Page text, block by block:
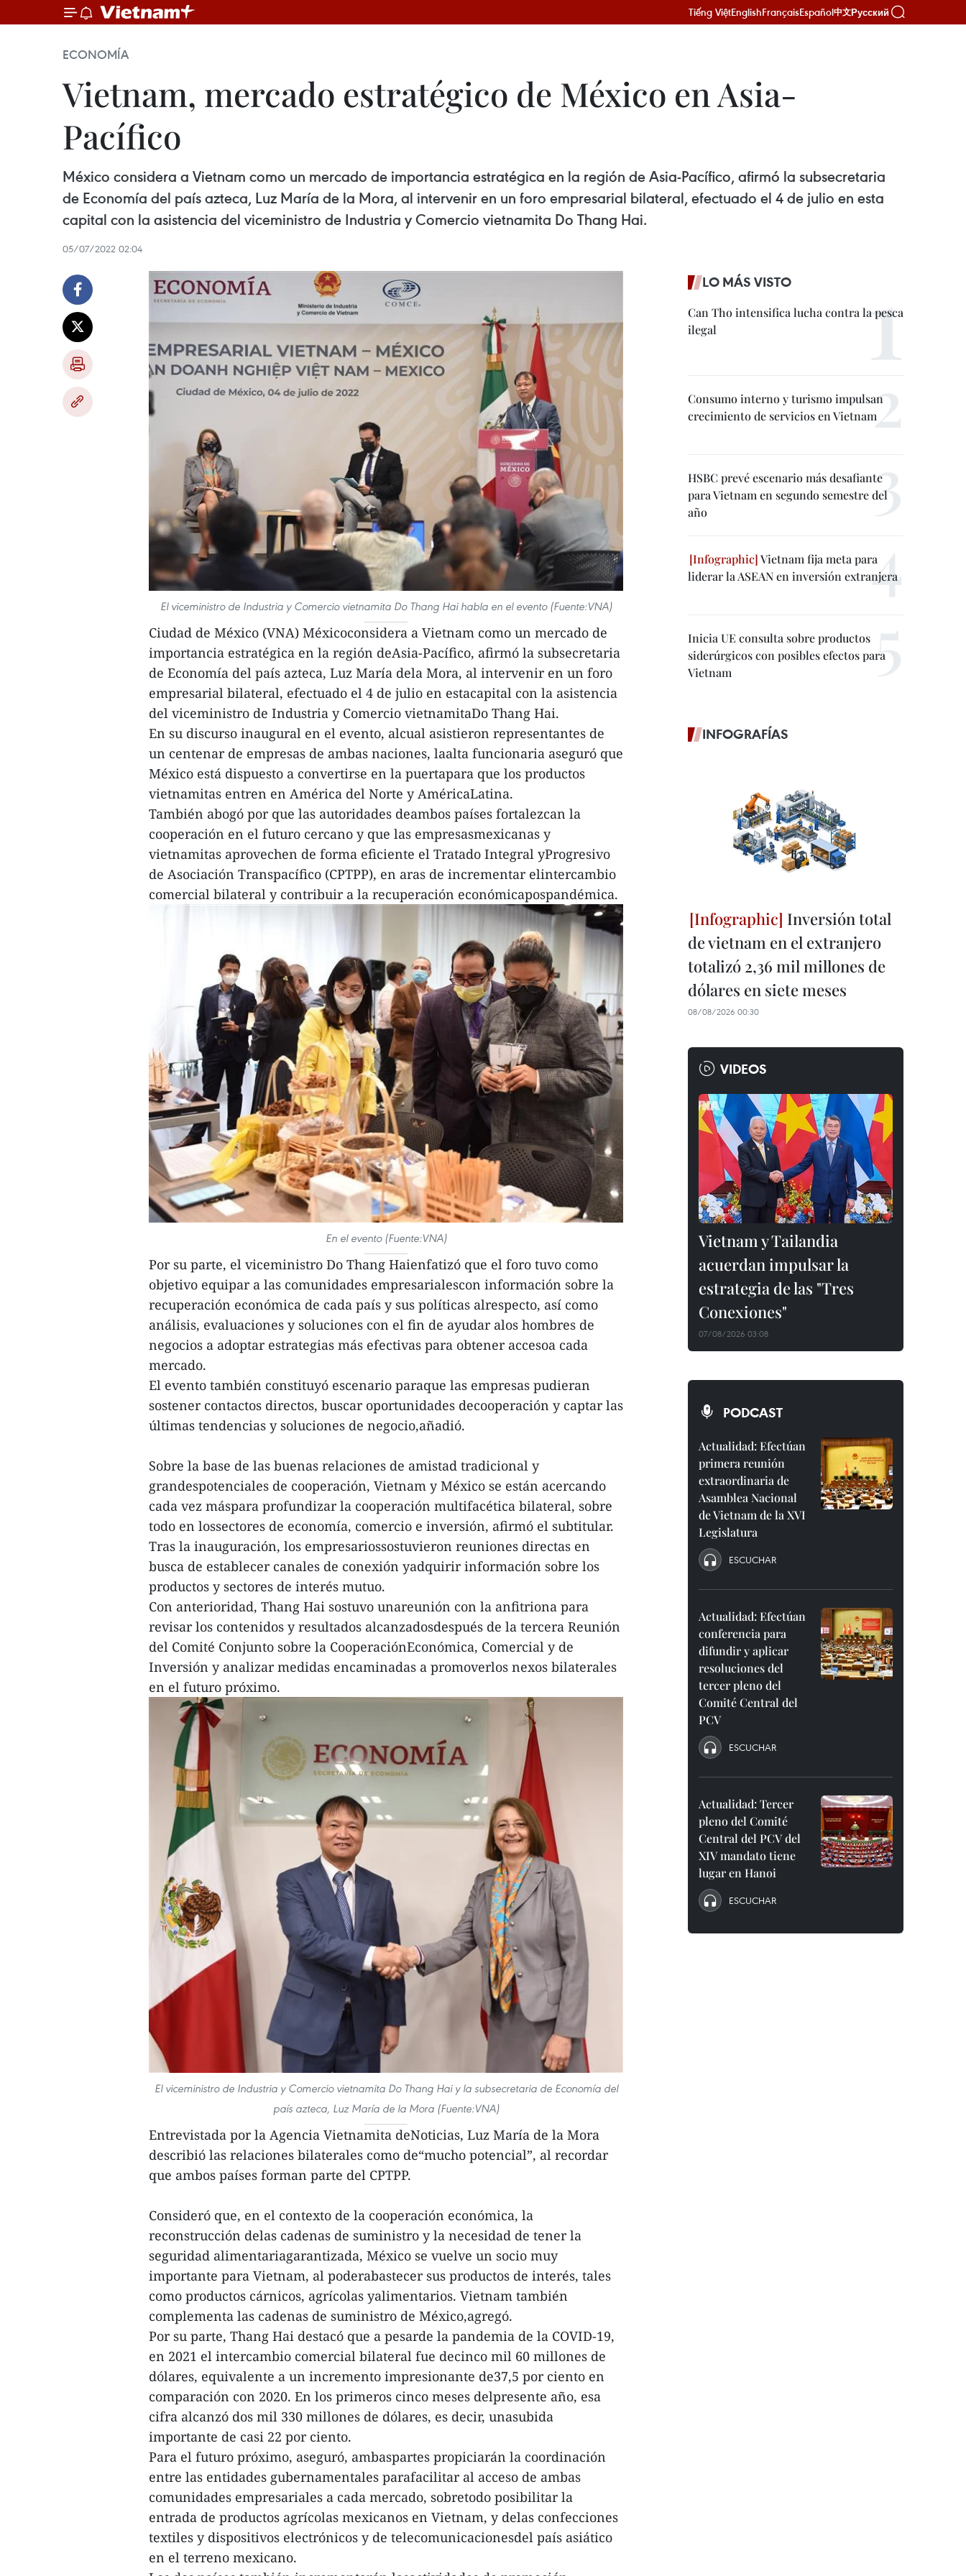
Tiếng ViệtEnglishFrançaisEspañol中文Русский
ECONOMÍA
Vietnam, mercado estratégico de México en Asia-
Pacífico
México considera a Vietnam como un mercado de importancia estratégica en la región de Asia-Pacífico, afirmó la subsecretaria
de Economía del país azteca, Luz María de la Mora, al intervenir en un foro empresarial bilateral, efectuado el 4 de julio en esta
capital con la asistencia del viceministro de Industria y Comercio vietnamita Do Thang Hai.
05/07/2022 02:04
El viceministro de Industria y Comercio vietnamita Do Thang Hai habla en el evento (Fuente:VNA)
Ciudad de México (VNA) Méxicoconsidera a Vietnam como un mercado de
importancia estratégica en la región deAsia-Pacífico, afirmó la subsecretaria
de Economía del país azteca, Luz María dela Mora, al intervenir en un foro
empresarial bilateral, efectuado el 4 de julio en estacapital con la asistencia
del viceministro de Industria y Comercio vietnamitaDo Thang Hai.
En su discurso inaugural en el evento, alcual asistieron representantes de
un centenar de empresas de ambas naciones, laalta funcionaria aseguró que
México está dispuesto a convertirse en la puertapara que los productos
vietnamitas entren en América del Norte y AméricaLatina.
También abogó por que las autoridades deambos países fortalezcan la
cooperación en el futuro cercano y que las empresasmexicanas y
vietnamitas aprovechen de forma eficiente el Tratado Integral yProgresivo
de Asociación Transpacífico (CPTPP), en aras de incrementar elintercambio
comercial bilateral y contribuir a la recuperación económicapospandémica.
En el evento (Fuente:VNA)
Por su parte, el viceministro Do Thang Haienfatizó que el foro tuvo como
objetivo equipar a las comunidades empresarialescon información sobre la
recuperación económica de cada país y sus políticas alrespecto, así como
análisis, evaluaciones y soluciones con el fin de ayudar alos hombres de
negocios a adoptar estrategias más efectivas para obtener accesoa cada
mercado.
El evento también constituyó escenario paraque las empresas pudieran
sostener contactos directos, buscar oportunidades decooperación y captar las
últimas tendencias y soluciones de negocio,añadió.
Sobre la base de las buenas relaciones de amistad tradicional y
grandespotenciales de cooperación, Vietnam y México se están acercando
cada vez máspara profundizar la cooperación multifacética bilateral, sobre
todo en lossectores de economía, comercio e inversión, afirmó el subtitular.
Tras la inauguración, los empresariossostuvieron reuniones directas en
busca de establecer canales de conexión yadquirir información sobre los
productos y sectores de interés mutuo.
Con anterioridad, Thang Hai sostuvo unareunión con la anfitriona para
revisar los contenidos y resultados alcanzadosdespués de la tercera Reunión
del Comité Conjunto sobre la CooperaciónEconómica, Comercial y de
Inversión y analizar medidas encaminadas a promoverlos nexos bilaterales
en el futuro próximo.
El viceministro de Industria y Comercio vietnamita Do Thang Hai y la subsecretaria de Economía del
país azteca, Luz María de la Mora (Fuente:VNA)
Entrevistada por la Agencia Vietnamita deNoticias, Luz María de la Mora
describió las relaciones bilaterales como de“mucho potencial”, al recordar
que ambos países forman parte del CPTPP.
Consideró que, en el contexto de la cooperación económica, la
reconstrucción delas cadenas de suministro y la necesidad de tener la
seguridad alimentariagarantizada, México se vuelve un socio muy
importante para Vietnam, al poderabastecer sus productos de interés, tales
como productos cárnicos, agrícolas yalimentarios. Vietnam también
complementa las cadenas de suministro de México,agregó.
Por su parte, Thang Hai destacó que a pesarde la pandemia de la COVID-19,
en 2021 el intercambio comercial bilateral fue decinco mil 60 millones de
dólares, equivalente a un incremento impresionante de37,5 por ciento en
comparación con 2020. En los primeros cinco meses delpresente año, esa
cifra alcanzó dos mil 330 millones de dólares, es decir, unasubida
importante de casi 22 por ciento.
Para el futuro próximo, aseguró, ambaspartes propiciarán la coordinación
entre las entidades gubernamentales parafacilitar al acceso de ambas
comunidades empresariales a cada mercado, sobretodo posibilitar la
entrada de productos agrícolas mexicanos en Vietnam, y delas confecciones
textiles y dispositivos electrónicos y de telecomunicacionesdel país asiático
en el terreno mexicano.
LO MÁS VISTO
Can Tho intensifica lucha contra la pesca
ilegal
Consumo interno y turismo impulsan
crecimiento de servicios en Vietnam
HSBC prevé escenario más desafiante
para Vietnam en segundo semestre del
año
Vietnam fija meta para
liderar la ASEAN en inversión extranjera
Inicia UE consulta sobre productos
siderúrgicos con posibles efectos para
Vietnam
INFOGRAFÍAS
Inversión total
de vietnam en el extranjero
totalizó 2,36 mil millones de
dólares en siete meses
08/08/2026 00:30
VIDEOS
Vietnam y Tailandia
acuerdan impulsar la
estrategia de las "Tres
Conexiones"
07/08/2026 03:08
PODCAST
Actualidad: Efectúan
primera reunión
extraordinaria de
Asamblea Nacional
de Vietnam de la XVI
Legislatura
ESCUCHAR
Actualidad: Efectúan
conferencia para
difundir y aplicar
resoluciones del
tercer pleno del
Comité Central del
PCV
ESCUCHAR
Actualidad: Tercer
pleno del Comité
Central del PCV del
XIV mandato tiene
lugar en Hanoi
ESCUCHAR